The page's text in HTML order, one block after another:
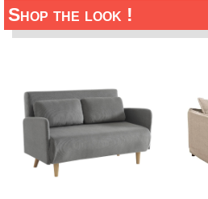
Shop the look !